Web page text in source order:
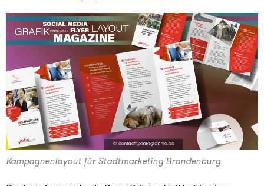
Kampagnenlayout für Stadtmarketing Brandenburg